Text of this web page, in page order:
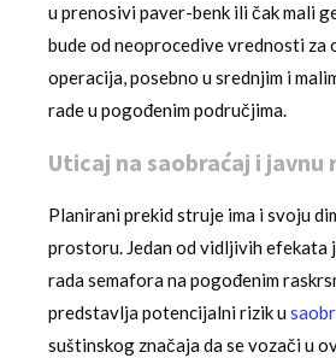
u prenosivi paver-benk ili čak mali
bude od neoprocedive vrednosti za
operacija, posebno u srednjim i
rade u pogođenim područjima.
Uticaj na saobraćaj i javnu
Planirani prekid struje ima i svoju
prostoru. Jedan od vidljivih efekata
rada semafora na pogođenim
predstavlja potencijalni rizik u
suštinskog značaja da se vozači u